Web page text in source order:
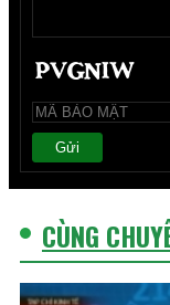
Gửi
CÙNG